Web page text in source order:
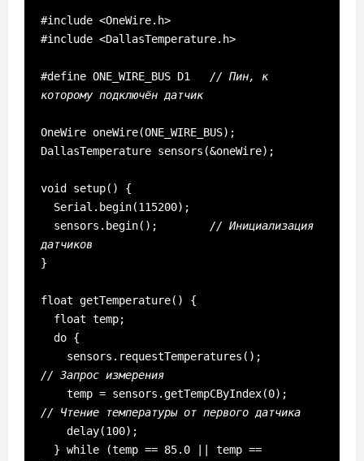
#include <OneWire.h>
#include <DallasTemperature.h>
#define ONE_WIRE_BUS D1 // Пин, к
которому подключён датчик
OneWire oneWire(ONE_WIRE_BUS);
DallasTemperature sensors(&oneWire);
void setup() {
  sensors.begin();
// Инициализация
датчиков
}
float getTemperature() {
// Запрос измерения
// Чтение температуры от первого датчика